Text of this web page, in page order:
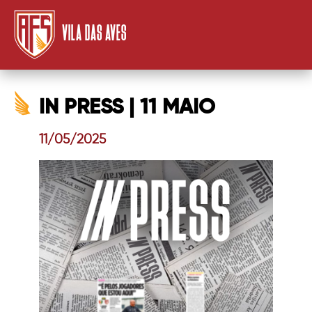
VILA DAS AVES
IN PRESS | 11 MAIO
11/05/2025